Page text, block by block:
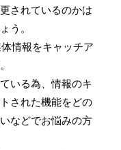
されているのかは
う。
情報をキャッチア
いる為、情報のキ
された機能をどの
などでお悩みの方